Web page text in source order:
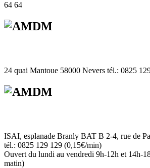
64 64
24 quai Mantoue 58000 Nevers tél.: 0825
ISAI, esplanade Branly BAT B 2-4, rue de
tél.: 0825 129 129 (0,15€/min)
Ouvert du lundi au vendredi 9h-12h et 14h-
matin)